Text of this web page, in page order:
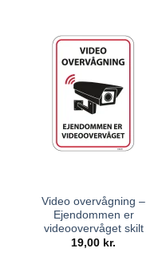
Video overvågning –
Ejendommen er
videoovervåget skilt
19,00 kr.